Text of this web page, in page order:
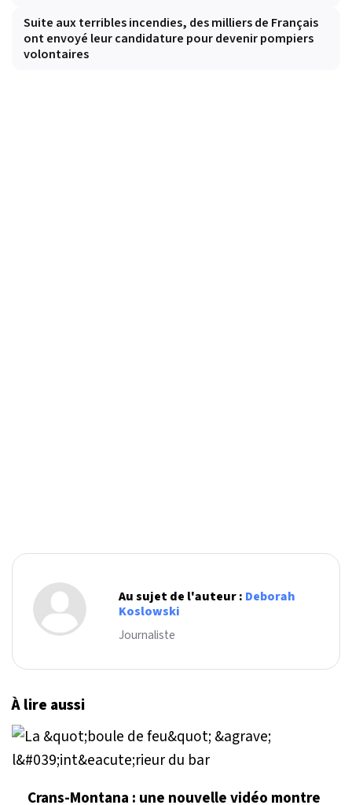
Suite aux terribles incendies, des milliers de Français
ont envoyé leur candidature pour devenir pompiers
volontaires
Au sujet de l'auteur : Deborah
Koslowski
Journaliste
À lire aussi
Crans-Montana : une nouvelle vidéo montre